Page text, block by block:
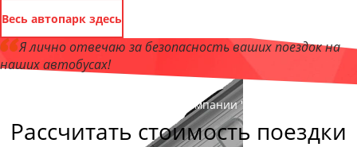
Весь автопарк здесь
Я лично отвечаю за безопасность ваших поездок на
наших автобусах!
, директор компании "КировБас"
Рассчитать стоимость поездки